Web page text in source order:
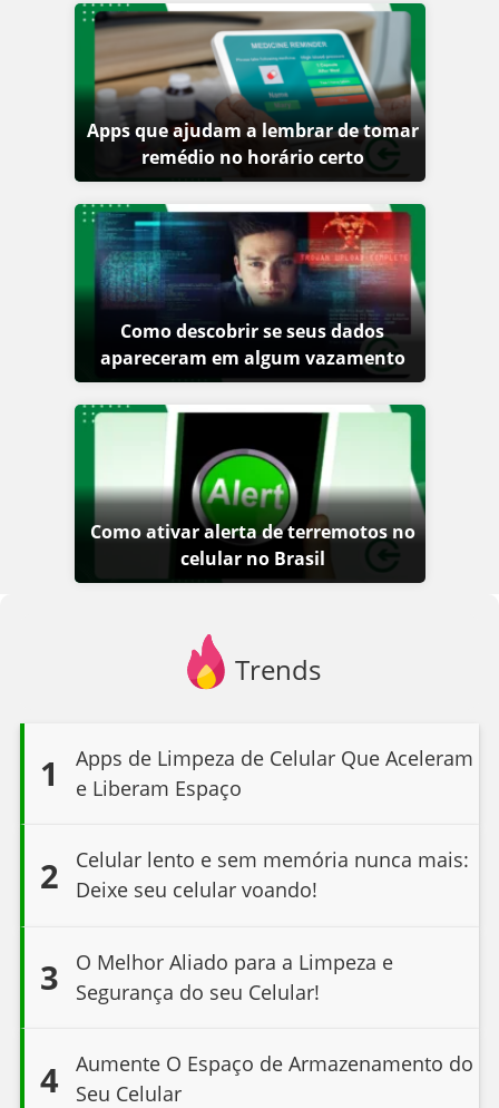
Apps que ajudam a lembrar de tomar
remédio no horário certo
Como descobrir se seus dados
apareceram em algum vazamento
Como ativar alerta de terremotos no
celular no Brasil
Trends
1
Apps de Limpeza de Celular Que Aceleram
e Liberam Espaço
2
Celular lento e sem memória nunca mais:
Deixe seu celular voando!
3
O Melhor Aliado para a Limpeza e
Segurança do seu Celular!
4
Aumente O Espaço de Armazenamento do
Seu Celular